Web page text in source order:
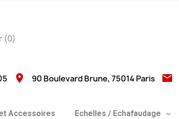
(0)
location_on 90 Boulevard Brune, 75014 Paris email
Accessoires Echelles / Echafaudage